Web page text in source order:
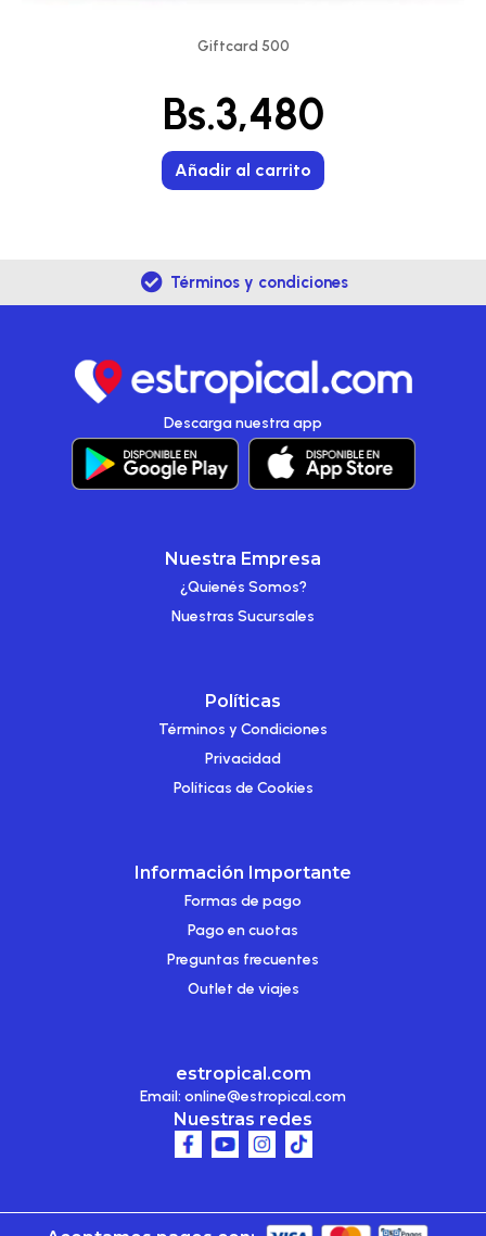
Giftcard 500
Bs.3,480
Añadir al carrito
Términos y condiciones
Descarga nuestra app
Nuestra Empresa
¿Quienés Somos?
Nuestras Sucursales
Políticas
Términos y Condiciones
Privacidad
Políticas de Cookies
Información Importante
Formas de pago
Pago en cuotas
Preguntas frecuentes
Outlet de viajes
estropical.com
Email: online@estropical.com
Nuestras redes